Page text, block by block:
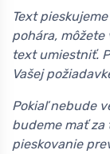
Text
pohára, môžete
text umiestniť.
Vašej
Pokiaľ nebude
budeme mať za
pieskovanie